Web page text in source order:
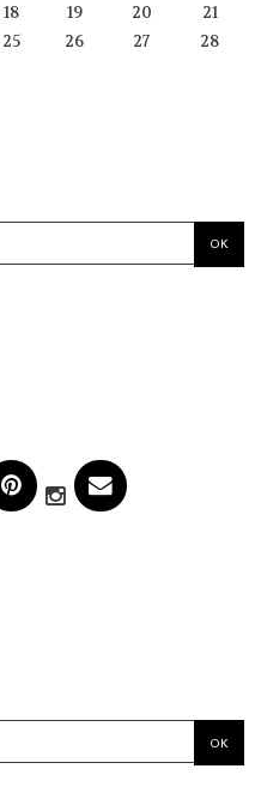
18 19 20
21
25 26 27
28